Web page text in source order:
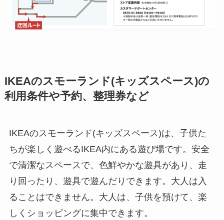
IKEAのスモーランド(キッズスペース)の
利用条件や予約、整理券など
IKEAのスモーランド(キッズスペース)は、子供た
ちが楽しく遊べるIKEA内にある遊び場です。安全
で清潔なスペースで、色鮮やかな遊具があり、走
り回ったり、遊具で遊んだりできます。大人は入
ることはできません。大人は、子供を預けて、楽
しくショッピングに集中できます。